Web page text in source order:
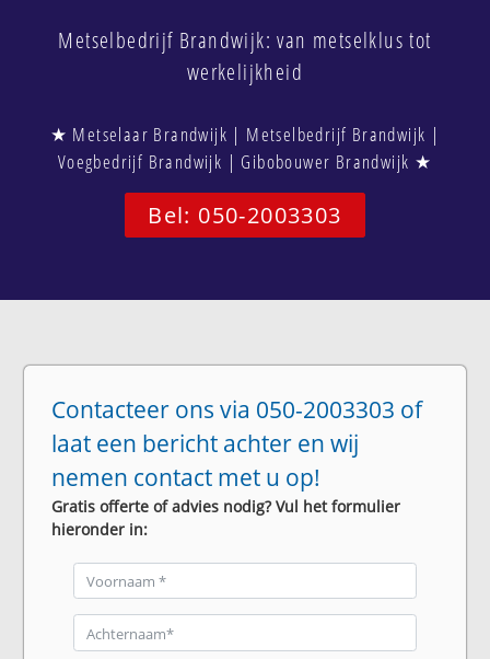
Metselbedrijf Brandwijk: van metselklus tot
werkelijkheid
★ Metselaar Brandwijk | Metselbedrijf Brandwijk |
Voegbedrijf Brandwijk | Gibobouwer Brandwijk ★
Bel: 050-2003303
Contacteer ons via 050-2003303 of
laat een bericht achter en wij
nemen contact met u op!
Gratis offerte of advies nodig? Vul het formulier
hieronder in: